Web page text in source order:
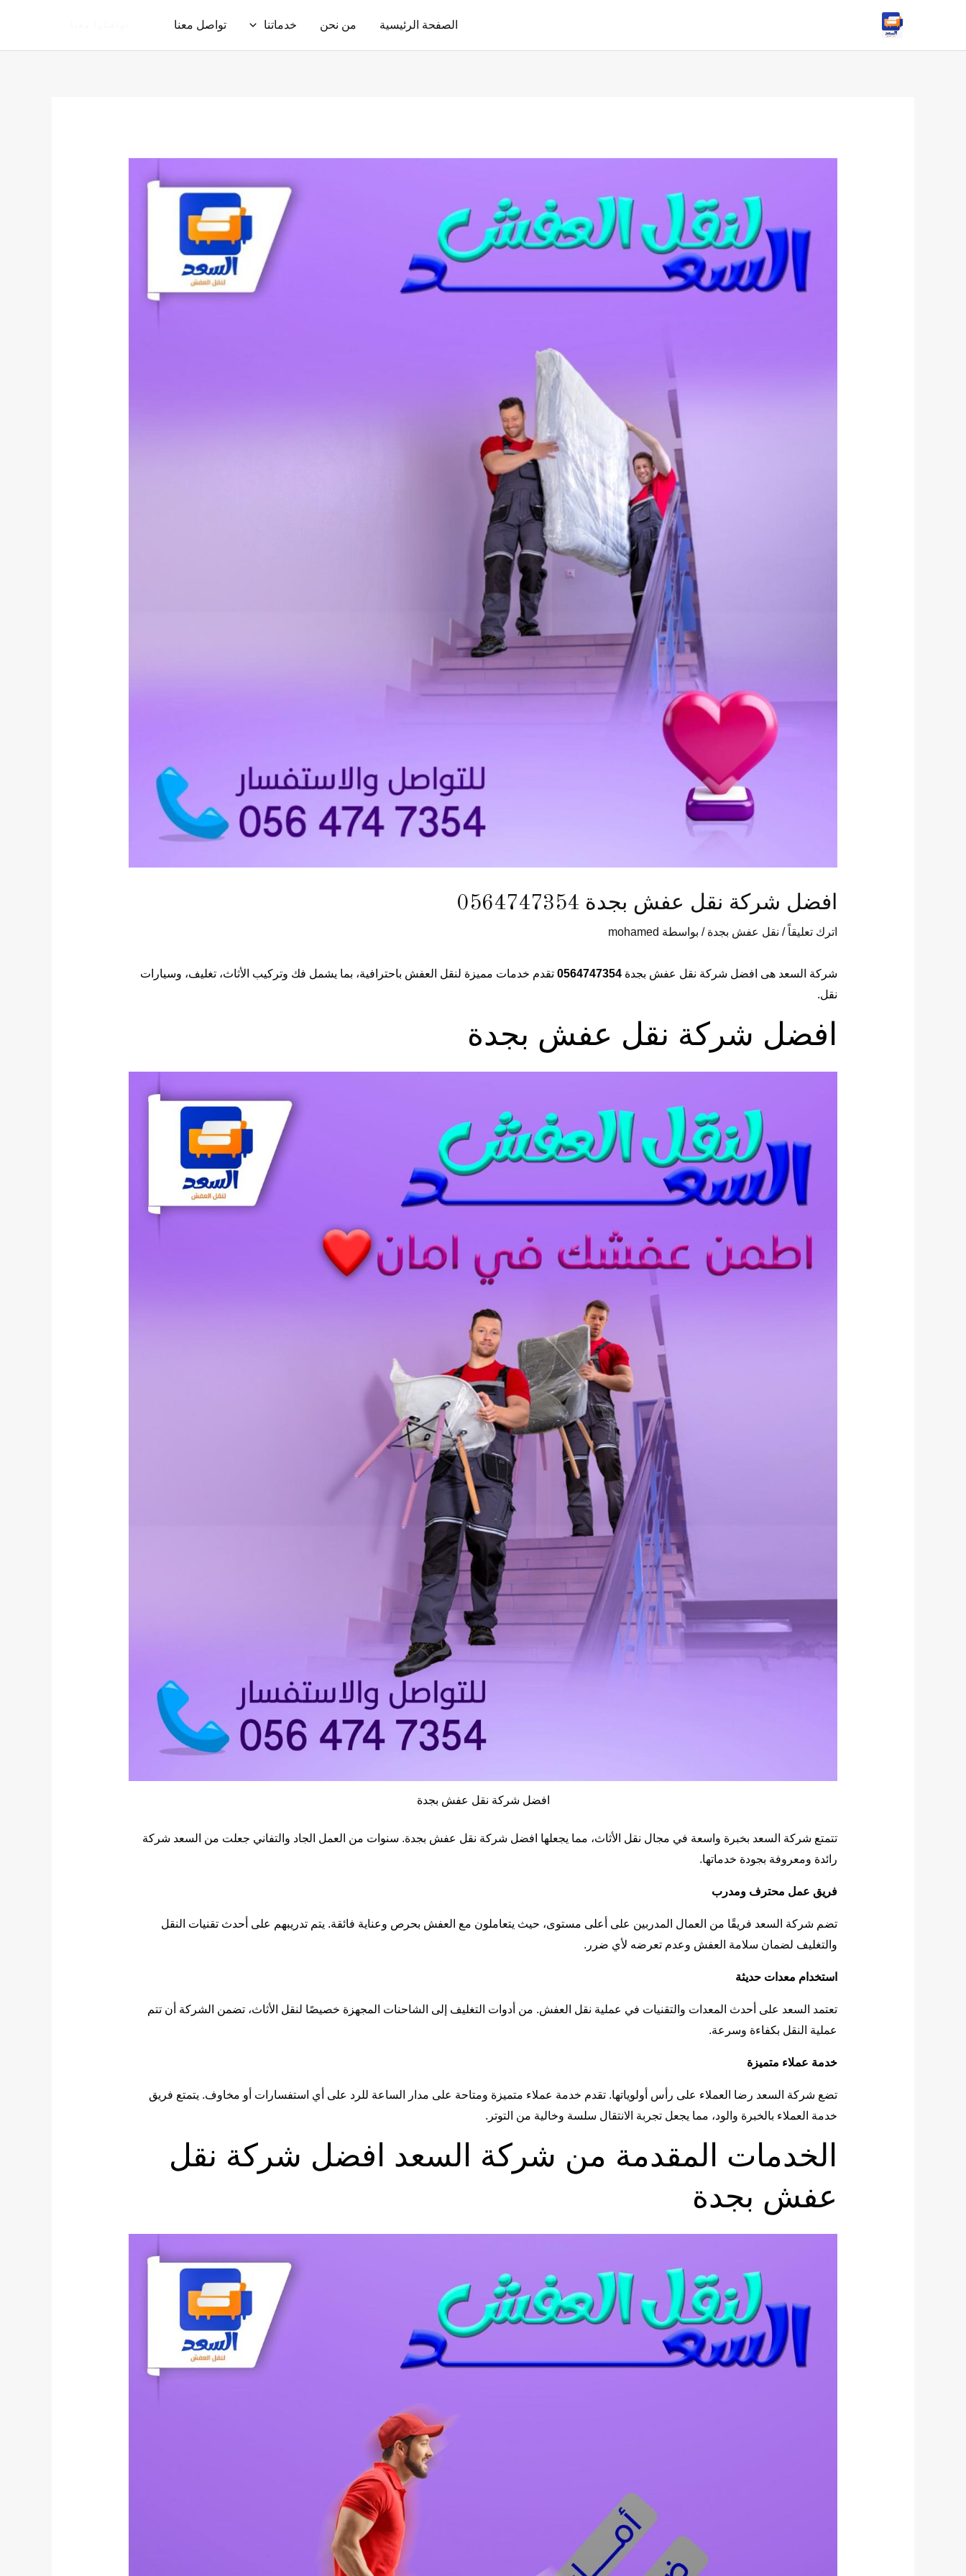
المحتوى
الصفحة الرئيسية من نحن خدماتنا تواصل معنا
افضل شركة نقل عفش بجدة 0564747354
اترك تعليقاً / نقل عفش بجدة / بواسطة mohamed
شركة السعد هى افضل شركة نقل عفش بجدة 0564747354 تقدم خدمات مميزة لنقل العفش باحترافية، بما يشمل فك وتركيب الأثاث، تغليف، وسيارات
نقل.
افضل شركة نقل عفش بجدة
افضل شركة نقل عفش بجدة
تتمتع شركة السعد بخبرة واسعة في مجال نقل الأثاث، مما يجعلها افضل شركة نقل عفش بجدة. سنوات من العمل الجاد والتفاني جعلت من السعد شركة
رائدة ومعروفة بجودة خدماتها.
فريق عمل محترف ومدرب
تضم شركة السعد فريقًا من العمال المدربين على أعلى مستوى، حيث يتعاملون مع العفش بحرص وعناية فائقة. يتم تدريبهم على أحدث تقنيات النقل
والتغليف لضمان سلامة العفش وعدم تعرضه لأي ضرر.
استخدام معدات حديثة
تعتمد السعد على أحدث المعدات والتقنيات في عملية نقل العفش. من أدوات التغليف إلى الشاحنات المجهزة خصيصًا لنقل الأثاث، تضمن الشركة أن تتم
عملية النقل بكفاءة وسرعة.
خدمة عملاء متميزة
تضع شركة السعد رضا العملاء على رأس أولوياتها. تقدم خدمة عملاء متميزة ومتاحة على مدار الساعة للرد على أي استفسارات أو مخاوف. يتمتع فريق
خدمة العملاء بالخبرة والود، مما يجعل تجربة الانتقال سلسة وخالية من التوتر.
الخدمات المقدمة من شركة السعد افضل شركة نقل
عفش بجدة
Post
navigation